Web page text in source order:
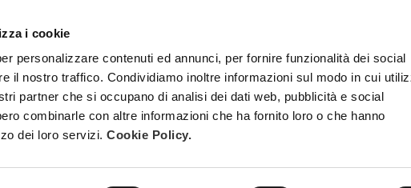
i cookie
personalizzare contenuti ed annunci, per fornire funzionalità dei social
il nostro traffico. Condividiamo inoltre informazioni sul modo in cui
partner che si occupano di analisi dei dati web, pubblicità e social
combinarle con altre informazioni che ha fornito loro o che hanno
dei loro servizi.Cookie Policy.
skin tone, reduces imperfections and discoloration